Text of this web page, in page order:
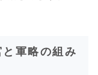
軍略の組み